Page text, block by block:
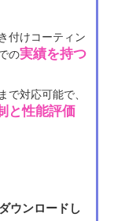
付けコーティン
の実績を持つ
で対応可能で、
と性能評価
ウンロードし